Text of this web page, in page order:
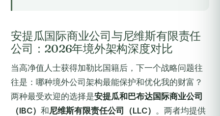
安提瓜国际商业公司与尼维斯有限责任
公司：2026年境外架构深度对比
当高净值人士获得加勒比国籍后，下一个战略问题往
往是：哪种境外公司架构最能保护和优化我的财富？
两种最受欢迎的选择是安提瓜和巴布达国际商业公司
（IBC） 和尼维斯有限责任公司（LLC） 。两者均提供